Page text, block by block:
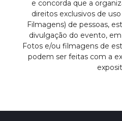
e concorda que a
direitos exclusivos de
Filmagens) de pessoas,
divulgação do evento,
Fotos e/ou filmagens de
podem ser feitas com a